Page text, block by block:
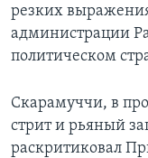
резких
администрации
политическом
Скарамуччи, в
стрит и рьяный
раскритиковал